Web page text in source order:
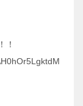
！